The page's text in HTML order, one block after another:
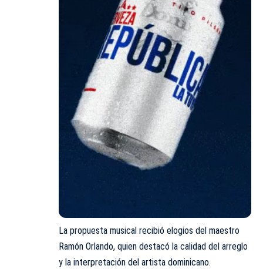
La propuesta musical recibió elogios del maestro
Ramón Orlando, quien destacó la calidad del arreglo
y la interpretación del artista dominicano.